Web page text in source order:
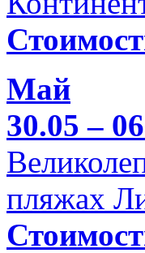
Май
30.05 –
пляжах